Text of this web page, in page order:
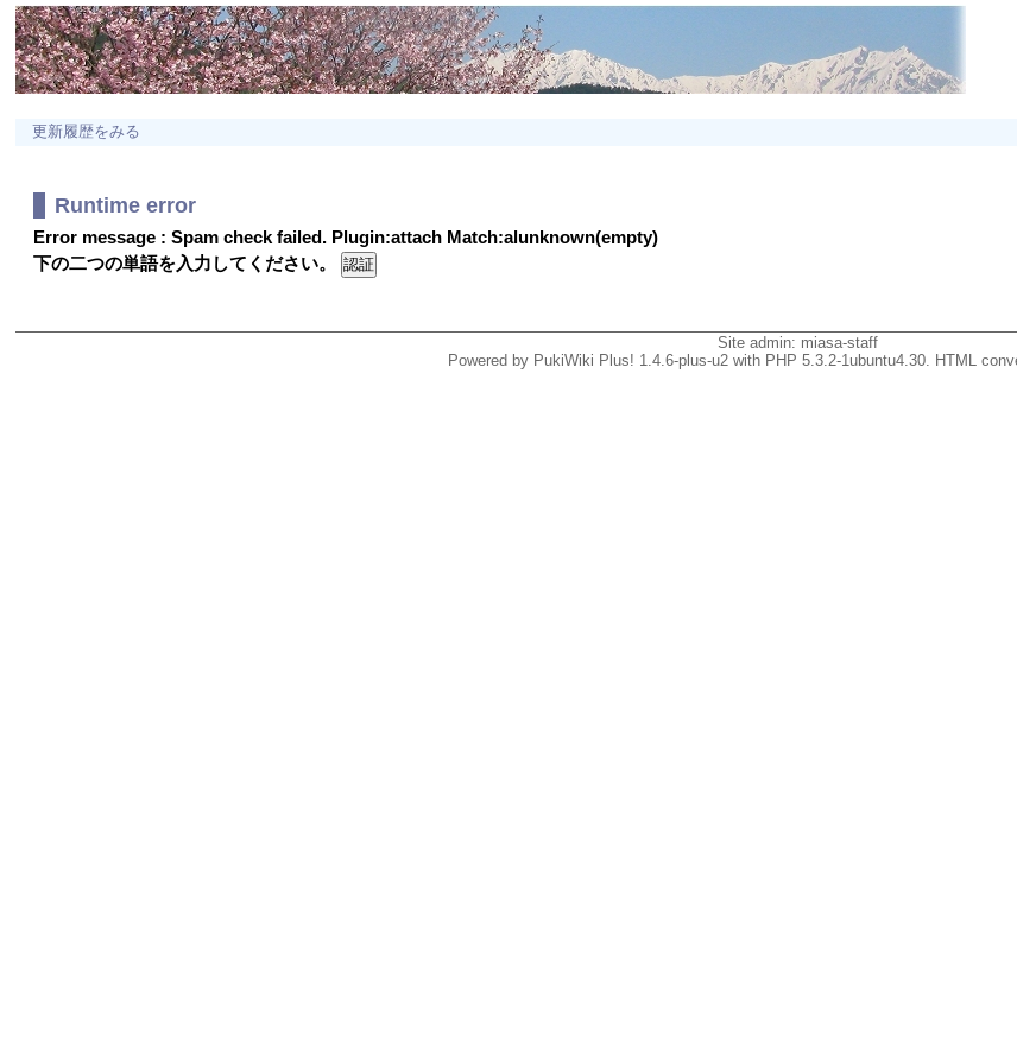
更新履歴をみる
Runtime error
Error message : Spam check failed. Plugin:attach Match:alunknown(empty)
下の二つの単語を入力してください。
Site admin: miasa-staff
Powered by PukiWiki Plus! 1.4.6-plus-u2 with PHP 5.3.2-1ubuntu4.30. HTML